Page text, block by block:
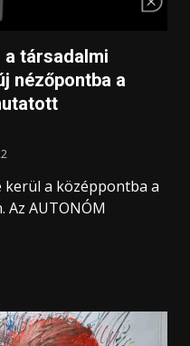
társadalmi
nézőpontba a
kerül a középpontba a
Az AUTONÓM